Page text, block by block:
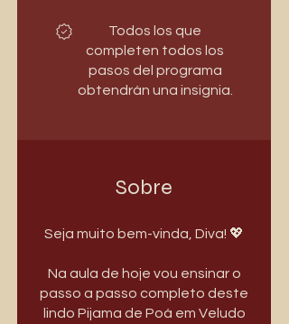
Todos los que
completen todos los
pasos del programa
obtendrán una insignia.
Sobre
Seja muito bem-vinda, Diva! 💖
Na aula de hoje vou ensinar o
passo a passo completo deste
lindo Pijama de Poá em Veludo